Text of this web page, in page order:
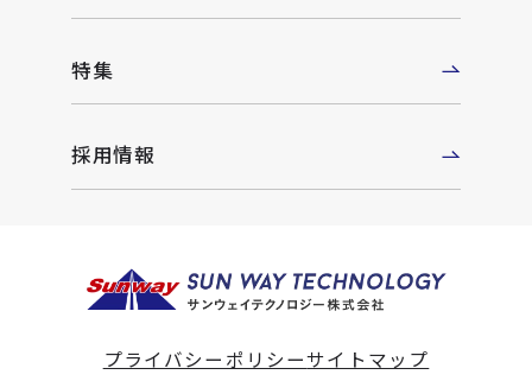
特集
採用情報
プライバシーポリシーサイトマップ